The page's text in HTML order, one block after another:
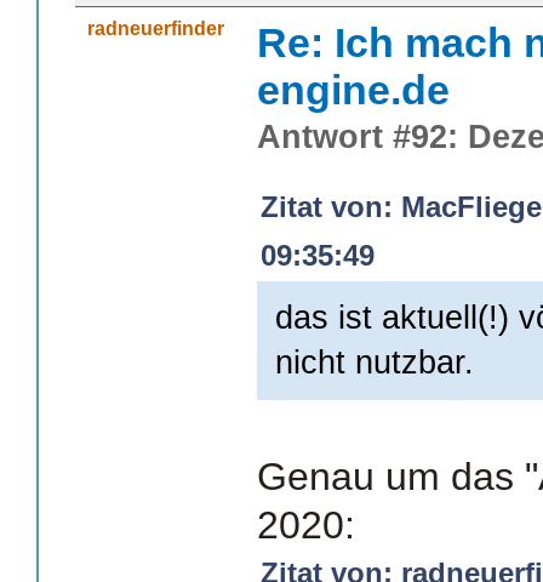
radneuerfinder
Re: Ich mach
engine.de
Antwort #92:
Zitat von:
09:35:49
das ist aktuell(!)
nicht nutzbar.
Genau um das
2020:
Zitat von: